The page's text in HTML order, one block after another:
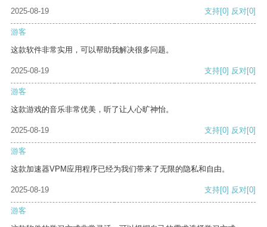
2025-08-19 支持[0] 反对[0]
游客
这款软件非常实用，可以帮助我解决很多问题。
2025-08-19 支持[0] 反对[0]
游客
这款游戏的音乐非常优美，听了让人心旷神怡。
2025-08-19 支持[0] 反对[0]
游客
这款加速器VPM应用程序已经为我们带来了无限的隐私和自由。
2025-08-19 支持[0] 反对[0]
游客